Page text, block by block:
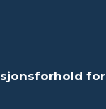
for